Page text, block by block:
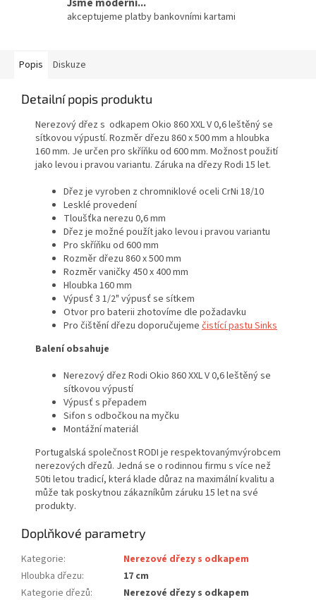
akceptujeme platby bankovními kartami
Popis Diskuze
Detailní popis produktu
Nerezový dřez s odkapem Okio 860 XXL V 0,6 leštěný se
sítkovou výpustí. Rozměr dřezu 860 x 500 mm a hloubka
160 mm. Je určen pro skříňku od 600 mm. Možnost použití
jako levou i pravou variantu. Záruka na dřezy Rodi 15 let.
Dřez je vyroben z chromniklové oceli CrNi 18/10
Lesklé provedení
Tloušťka nerezu 0,6 mm
Dřez je možné použít jako levou i pravou variantu
Pro skříňku od 600 mm
Rozměr dřezu 860 x 500 mm
Rozměr vaničky 450 x 400 mm
Hloubka 160 mm
Výpusť 3 1/2" výpusť se sítkem
Otvor pro baterii zhotovíme dle požadavku
Pro čištění dřezu doporučujeme čistící pastu Sinks
Balení obsahuje
Nerezový dřez Rodi Okio 860 XXL V 0,6 leštěný se
sítkovou výpustí
Výpusť s přepadem
Sifon s odbočkou na myčku
Montážní materiál
Portugalská společnost RODI je respektovanýmvýrobcem
nerezových dřezů. Jedná se o rodinnou firmu s více než
50ti letou tradicí, která klade důraz na maximální kvalitu a
může tak poskytnou zákazníkům záruku 15 let na své
produkty.
Doplňkové parametry
Kategorie:
Nerezové dřezy s odkapem
Hloubka dřezu:
17 cm
Kategorie dřezů: Nerezové dřezy s odkapem